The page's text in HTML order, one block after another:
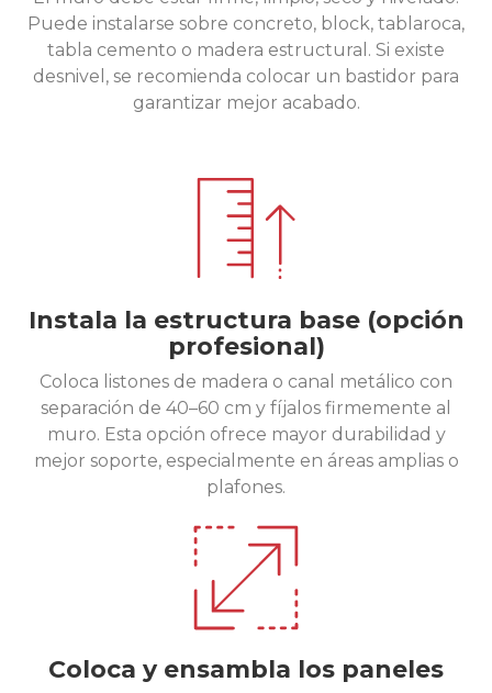
Puede instalarse sobre concreto, block, tablaroca,
tabla cemento o madera estructural. Si existe
desnivel, se recomienda colocar un bastidor para
garantizar mejor acabado.
Instala la estructura base (opción
profesional)
Coloca listones de madera o canal metálico con
separación de 40–60 cm y fíjalos firmemente al
muro. Esta opción ofrece mayor durabilidad y
mejor soporte, especialmente en áreas amplias o
plafones.
Coloca y ensambla los paneles